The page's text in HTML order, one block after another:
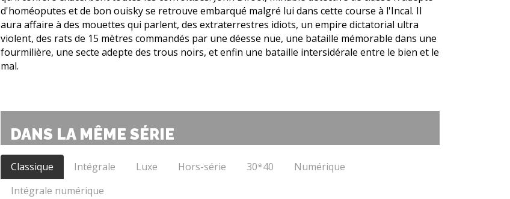
d'homéoputes et de bon ouisky se retrouve embarqué malgré lui dans cette course à l'Incal. Il
aura affaire à des mouettes qui parlent, des extraterrestres idiots, un empire dictatorial ultra
violent, des rats de 15 mètres commandés par une déesse nue, une bataille mémorable dans une
fourmilière, une secte adepte des trous noirs, et enfin une bataille intersidérale entre le bien et le
mal.
DANS LA MÊME SÉRIE
Classique Intégrale Luxe Hors-série 30*40
Numérique
Intégrale numérique